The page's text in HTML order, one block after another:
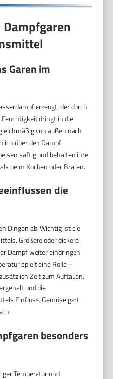
Garen im
erzeugt, der durch
dringt in die
von außen nach
über den Dampf
saftig und behalten ihre
beim Kochen oder Braten.
die
Dingen ab. Wichtig ist die
Größere oder dickere
Dampf weiter eindringen
spielt eine Rolle –
Zeit zum Auftauen.
und die
Einfluss. Gemüse gart
besonders
Temperatur und